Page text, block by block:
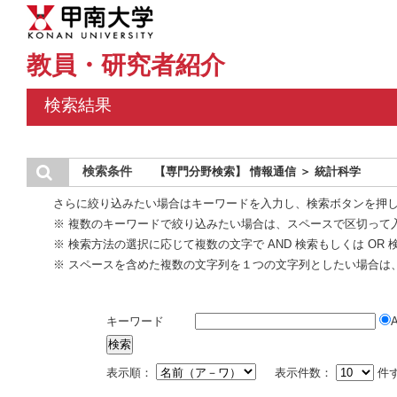
教員・研究者紹介
検索結果
検索条件 【専門分野検索】 情報通信 ＞ 統計科学
さらに絞り込みたい場合はキーワードを入力し、検索ボタンを押
※ 複数のキーワードで絞り込みたい場合は、スペースで区切って
※ 検索方法の選択に応じて複数の文字で AND 検索もしくは OR
※ スペースを含めた複数の文字列を１つの文字列としたい場合は
キーワード
表示順： 表示件数： 件